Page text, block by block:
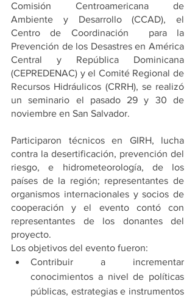
Comisión Centroamericana de
Ambiente y Desarrollo (CCAD), el
Centro de Coordinación  para la
Prevención de los Desastres en América
Central y República Dominicana
(CEPREDENAC) y el Comité Regional de
Recursos Hidráulicos (CRRH), se realizó
un seminario el pasado 29 y 30 de
noviembre en San Salvador.
Participaron técnicos en GIRH, lucha
contra la desertificación, prevención del
riesgo, e hidrometeorología, de los
países de la región; representantes de
organismos internacionales y socios de
cooperación y el evento contó con
representantes de los donantes del
proyecto.
Los objetivos del evento fueron:
Contribuir a incrementar
conocimientos a nivel de políticas
públicas, estrategias e instrumentos